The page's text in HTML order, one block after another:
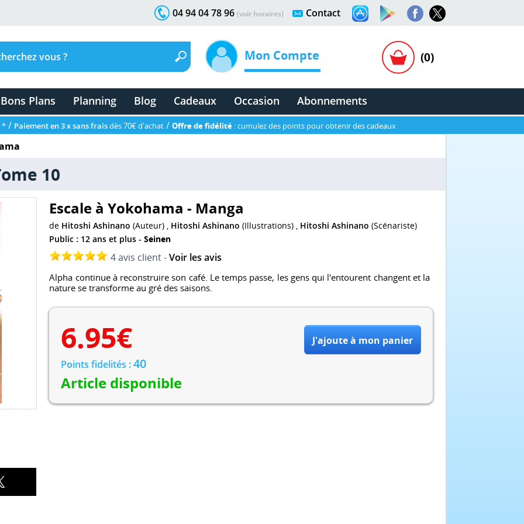
Contact
04 94 04 78 96 (voir horaires)
Mon Compte (0)
Bons Plans Planning Blog Cadeaux Occasion Abonnements
* / Paiement en 3 x sans fraisdès 70€ d'achat / Offre de fidélité : cumulez des points pour obtenir des cadeaux
10
Escale à Yokohama - Manga
de Hitoshi Ashinano (Auteur) , Hitoshi Ashinano (Illustrations) , Hitoshi Ashinano (Scénariste)
Public : 12 ans et plus -Seinen
4 avis client -Voir les avis
Alpha continue à reconstruire son café. Le temps passe, les gens qui l'entourent changent et la
nature se transforme au gré des saisons.
6.95€
Points fidelités :40
Article disponible